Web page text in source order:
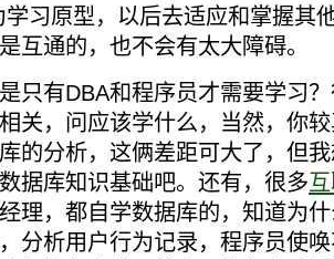
学习原型，以后去适应和掌握其
互通的，也不会有太大障碍。
只有DBA和程序员才需要学习
关，问应该学什么，当然，你
的分析，这俩差距可大了，但
据库知识基础吧。还有，很多
理，都自学数据库的，知道为
分析用户行为记录，程序员使